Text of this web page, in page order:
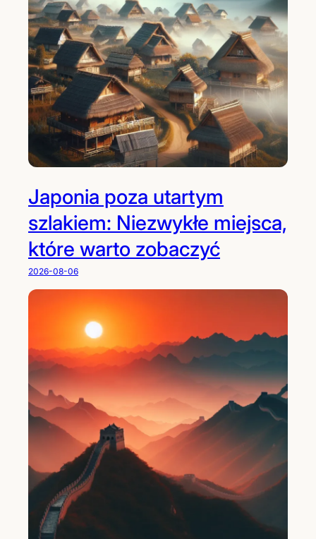
Japonia poza utartym
szlakiem: Niezwykłe miejsca,
które warto zobaczyć
2026-08-06